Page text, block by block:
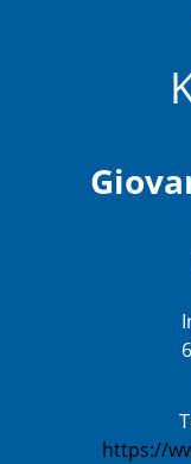
https://